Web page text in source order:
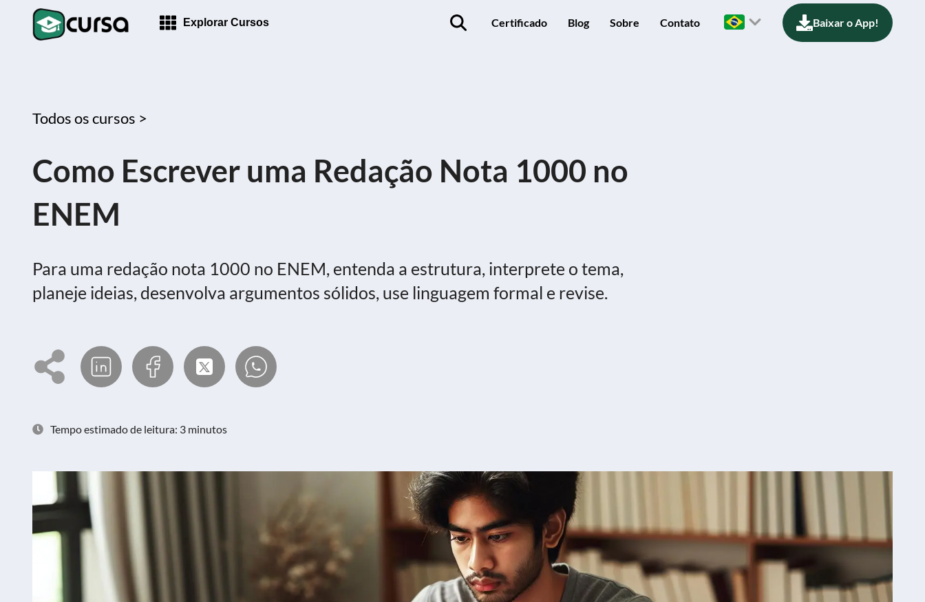
Explorar Cursos Certificado Blog Sobre Contato Baixar o App!
Todos os cursos >
Como Escrever uma Redação Nota 1000 no
ENEM
Para uma redação nota 1000 no ENEM, entenda a estrutura, interprete o tema,
planeje ideias, desenvolva argumentos sólidos, use linguagem formal e revise.
Tempo estimado de leitura: 3 minutos